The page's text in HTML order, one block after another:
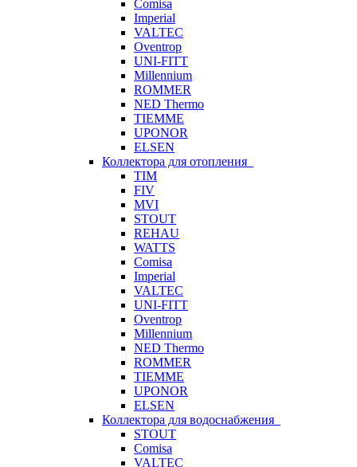
Comisa
Imperial
VALTEC
Oventrop
UNI-FITT
Millennium
ROMMER
NED Thermo
TIEMME
UPONOR
ELSEN
Коллектора для отопления
TIM
FIV
MVI
STOUT
REHAU
WATTS
Comisa
Imperial
VALTEC
UNI-FITT
Oventrop
Millennium
NED Thermo
ROMMER
TIEMME
UPONOR
ELSEN
Коллектора для водоснабжения
STOUT
Comisa
VALTEC